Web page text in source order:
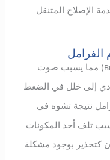
الإصلاح المتنقل
الفرامل
) مما يسبب صوت
إلى خلل في الضغط
نتيجة تشوه في
تلف أحد المكونات
كتحذير بوجود مشكلة